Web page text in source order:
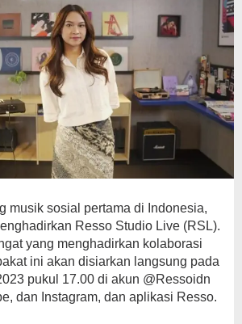
musik sosial pertama di Indonesia,
Resso Studio Live (RSL).
yang menghadirkan kolaborasi
ini akan disiarkan langsung pada
pukul 17.00 di akun @Ressoidn
dan Instagram, dan aplikasi Resso.